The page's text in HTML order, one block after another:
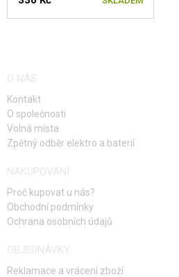
O NÁS
Kontakt
O společnosti
Volná místa
Zpětný odběr elektro a baterií
NAKUPOVÁNÍ
Proč kupovat u nás?
Obchodní podmínky
Ochrana osobních údajů
OBJEDNÁVKY
Reklamace a vrácení zboží